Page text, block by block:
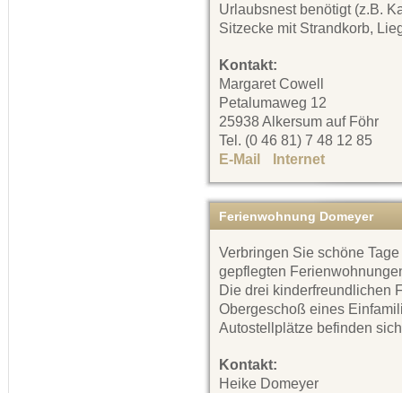
Urlaubsnest benötigt (z.B.
Sitzecke mit Strandkorb,
Kontakt:
Margaret Cowell
Petalumaweg 12
25938 Alkersum auf Föhr
Tel. (0 46 81) 7 48 12 85
E-Mail
Internet
Ferienwohnung Domeyer
Verbringen Sie schöne
gepflegten
Die drei kinderfreundlichen
Obergeschoß eines
Autostellplätze befinden
Kontakt:
Heike Domeyer